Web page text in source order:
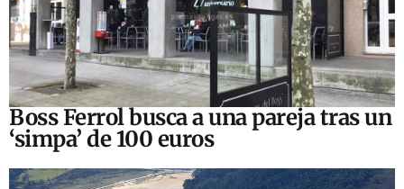
Boss Ferrol busca a una pareja tras un
‘simpa’ de 100 euros